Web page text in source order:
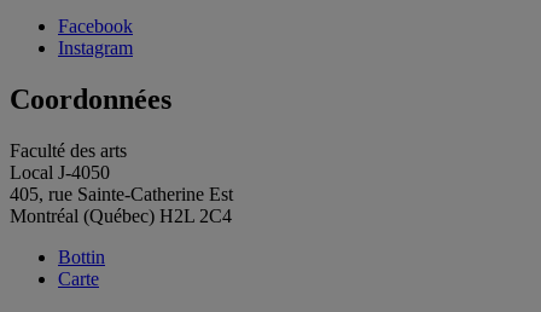
Facebook
Instagram
Coordonnées
Faculté des arts
Local J-4050
405, rue Sainte-Catherine Est
Montréal (Québec) H2L 2C4
Bottin
Carte